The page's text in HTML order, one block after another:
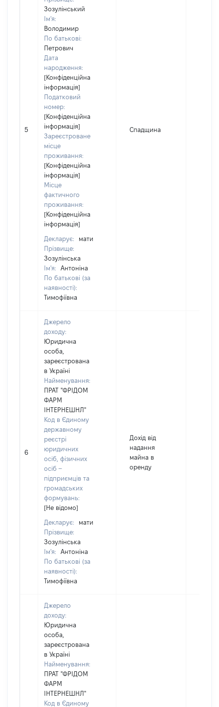
5
Зозулінський
Ім'я:
Володимир
По батькові:
Петрович
Дата
народження:
[Конфіденційна
інформація]
Податковий
номер:
[Конфіденційна
інформація]
Зареєстроване
місце
проживання:
[Конфіденційна
інформація]
Місце
фактичного
проживання:
[Конфіденційна
інформація]
Декларує:
мати
Прізвище:
Зозулінська
Ім'я:
Антоніна
По батькові (за
наявності):
Тимофіївна
Спадщина
6
Джерело
доходу:
Юридична
особа,
зареєстрована
в Україні
Найменування:
ПРАТ "ФРІДОМ
ФАРМ
ІНТЕРНЕШНЛ"
Код в Єдиному
державному
реєстрі
юридичних
осіб, фізичних
осіб –
підприємців та
громадських
формувань:
[Не відомо]
Декларує:
мати
Прізвище:
Зозулінська
Ім'я:
Антоніна
По батькові (за
наявності):
Тимофіївна
Дохід від
надання
майна в
оренду
Джерело
доходу:
Юридична
особа,
зареєстрована
в Україні
Найменування:
ПРАТ "ФРІДОМ
ФАРМ
ІНТЕРНЕШНЛ"
Код в Єдиному